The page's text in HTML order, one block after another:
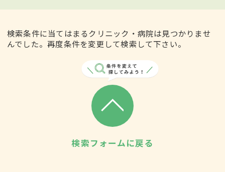
検索条件に当てはまるクリニック・病院は見つかりませ
んでした。再度条件を変更して検索して下さい。
検索フォームに戻る